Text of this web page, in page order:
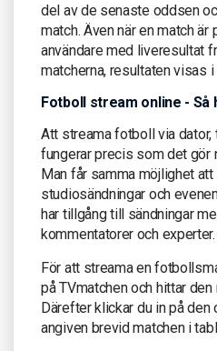
del av de senaste oddsen
match. Även när en match
användare med liveresultat
matcherna, resultaten visas i
Fotboll stream online - Så
Att streama fotboll via
fungerar precis som det gör
Man får samma möjlighet att
studiosändningar och
har tillgång till sändningar
kommentatorer och experter.
För att streama en
på TVmatchen och hittar
Därefter klickar du in på
angiven brevid matchen i